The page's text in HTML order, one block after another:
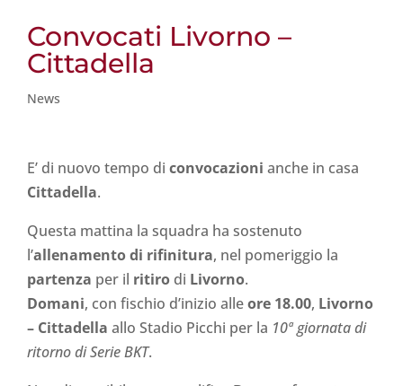
Convocati Livorno –
Cittadella
News
E’ di nuovo tempo di convocazioni anche in casa
Cittadella.
Questa mattina la squadra ha sostenuto
l’allenamento di rifinitura, nel pomeriggio la
partenza per il ritiro di Livorno.
Domani, con fischio d’inizio alleore 18.00, Livorno
– Cittadella allo Stadio Picchi per la 10ª giornata di
ritorno di Serie BKT.